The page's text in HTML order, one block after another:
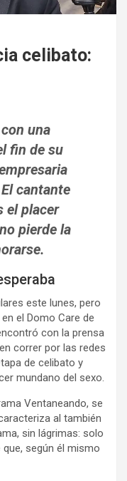
celibato:
una
fin de su
cantante
el placer
pierde la
este lunes, pero
el Domo Care de
con la prensa
correr por las redes
de celibato y
mundano del sexo.
Ventaneando, se
al también
sin lágrimas: solo
según él mismo